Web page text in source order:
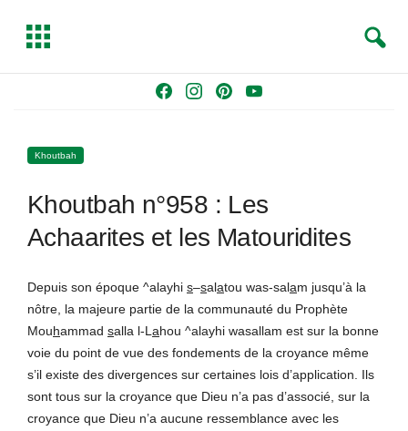
o
k
g
a
s
Y
b
T
g
e
a
Khoutbah
Khoutbah n°958 : Les
Achaarites et les Matouridites
Depuis son époque ^alayhi s–salatou was-salam jusqu’à la
nôtre, la majeure partie de la communauté du Prophète
Mouhammad salla l-L ahou ^alayhi wasallam est sur la bonne
voie du point de vue des fondements de la croyance même
s’il existe des divergences sur certaines lois d’application. Ils
sont tous sur la croyance que Dieu n’a pas d’associé, sur la
croyance que Dieu n’a aucune ressemblance avec les